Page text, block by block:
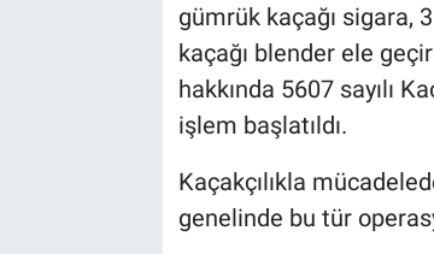
gümrük kaçağı sigara,
kaçağı blender ele
hakkında 5607 sayılı
işlem başlatıldı.
Kaçakçılıkla
genelinde bu tür